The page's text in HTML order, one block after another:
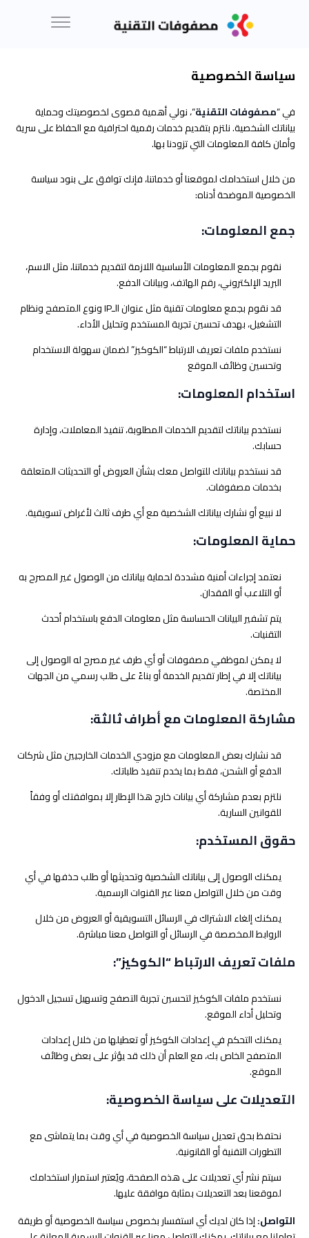
سياسة الخصوصية
في “مصفوفات التقنية“، نولي أهمية قصوى لخصوصيتك وحماية
بياناتك الشخصية. نلتزم بتقديم خدمات رقمية احترافية مع الحفاظ على سرية
وأمان كافة المعلومات التي تزودنا بها.
من خلال استخدامك لموقعنا أو خدماتنا، فإنك توافق على بنود سياسة
الخصوصية الموضحة أدناه:
جمع المعلومات:
نقوم بجمع المعلومات الأساسية اللازمة لتقديم خدماتنا، مثل الاسم،
البريد الإلكتروني، رقم الهاتف، وبيانات الدفع.
قد نقوم بجمع معلومات تقنية مثل عنوان الـIP ونوع المتصفح ونظام
التشغيل، بهدف تحسين تجربة المستخدم وتحليل الأداء.
نستخدم ملفات تعريف الارتباط “الكوكيز” لضمان سهولة الاستخدام
وتحسين وظائف الموقع
استخدام المعلومات:
نستخدم بياناتك لتقديم الخدمات المطلوبة، تنفيذ المعاملات، وإدارة
حسابك.
قد نستخدم بياناتك للتواصل معك بشأن العروض أو التحديثات المتعلقة
بخدمات مصفوفات.
لا نبيع أو نشارك بياناتك الشخصية مع أي طرف ثالث لأغراض تسويقية.
حماية المعلومات:
نعتمد إجراءات أمنية مشددة لحماية بياناتك من الوصول غير المصرح به
أو التلاعب أو الفقدان.
يتم تشفير البيانات الحساسة مثل معلومات الدفع باستخدام أحدث
التقنيات.
لا يمكن لموظفي مصفوفات أو أي طرف غير مصرح له الوصول إلى
بياناتك إلا في إطار تقديم الخدمة أو بناءً على طلب رسمي من الجهات
المختصة.
مشاركة المعلومات مع أطراف ثالثة:
قد نشارك بعض المعلومات مع مزودي الخدمات الخارجيين مثل شركات
الدفع أو الشحن، فقط بما يخدم تنفيذ طلباتك.
نلتزم بعدم مشاركة أي بيانات خارج هذا الإطار إلا بموافقتك أو وفقاً
للقوانين السارية.
حقوق المستخدم:
يمكنك الوصول إلى بياناتك الشخصية وتحديثها أو طلب حذفها في أي
وقت من خلال التواصل معنا عبر القنوات الرسمية.
يمكنك إلغاء الاشتراك في الرسائل التسويقية أو العروض من خلال
الروابط المخصصة في الرسائل أو التواصل معنا مباشرة.
ملفات تعريف الارتباط “الكوكيز”:
نستخدم ملفات الكوكيز لتحسين تجربة التصفح وتسهيل تسجيل الدخول
وتحليل أداء الموقع.
يمكنك التحكم في إعدادات الكوكيز أو تعطيلها من خلال إعدادات
المتصفح الخاص بك، مع العلم أن ذلك قد يؤثر على بعض وظائف
الموقع.
التعديلات على سياسة الخصوصية:
نحتفظ بحق تعديل سياسة الخصوصية في أي وقت بما يتماشى مع
التطورات التقنية أو القانونية.
سيتم نشر أي تعديلات على هذه الصفحة، ويُعتبر استمرار استخدامك
لموقعنا بعد التعديلات بمثابة موافقة عليها.
التواصل:إذا كان لديك أي استفسار بخصوص سياسة الخصوصية أو طريقة